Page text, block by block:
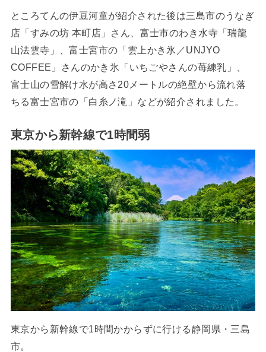
ところてんの伊豆河童が紹介された後は三島市のうなぎ
店「すみの坊 本町店」さん、富士市のわき水寺「瑞龍
山法雲寺」、富士宮市の「雲上かき氷／UNJYO
COFFEE」さんのかき氷「いちごやさんの苺練乳」、
富士山の雪解け水が高さ20メートルの絶壁から流れ落
ちる富士宮市の「白糸ノ滝」などが紹介されました。
東京から新幹線で1時間弱
東京から新幹線で1時間かからずに行ける静岡県・三島
市。